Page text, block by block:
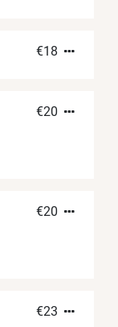
€18
€20
€20
€23